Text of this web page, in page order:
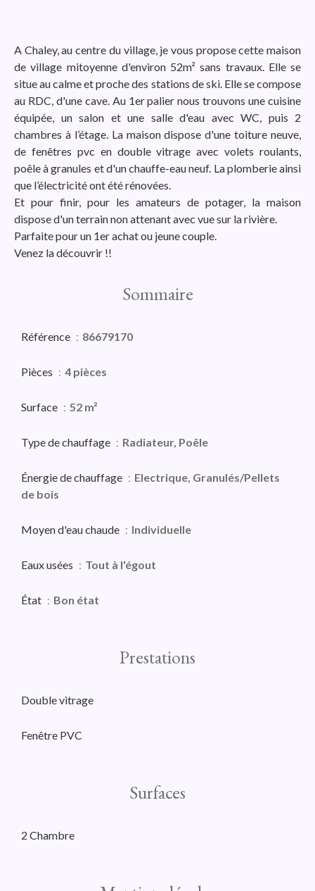
A Chaley, au centre du village, je vous propose cette maison
de village mitoyenne d'environ 52m² sans travaux. Elle se
situe au calme et proche des stations de ski. Elle se compose
au RDC, d'une cave. Au 1er palier nous trouvons une cuisine
équipée, un salon et une salle d'eau avec WC, puis 2
chambres à l’étage. La maison dispose d'une toiture neuve,
de fenêtres pvc en double vitrage avec volets roulants,
poêle à granules et d'un chauffe-eau neuf. La plomberie ainsi
que l’électricité ont été rénovées.
Et pour finir, pour les amateurs de potager, la maison
dispose d'un terrain non attenant avec vue sur la rivière.
Parfaite pour un 1er achat ou jeune couple.
Venez la découvrir !!
Sommaire
Référence 86679170
Pièces 4 pièces
Surface 52 m²
Type de chauffage Radiateur, Poêle
Énergie de chauffage
Electrique, Granulés/Pellets
de bois
Moyen d'eau chaude Individuelle
Eaux usées Tout à l'égout
État Bon état
Prestations
Double vitrage
Fenêtre PVC
Surfaces
2 Chambre